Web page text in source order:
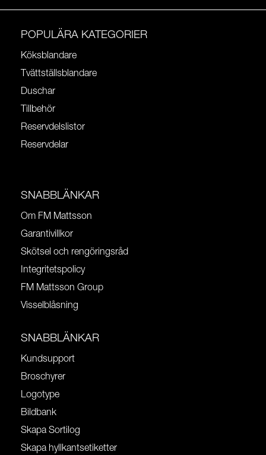
POPULÄRA KATEGORIER
Köksblandare
Tvättställsblandare
Duschar
Tillbehör
Reservdelslistor
Reservdelar
SNABBLÄNKAR
Om FM Mattsson
Garantivillkor
Skötsel och rengöringsråd
Integritetspolicy
FM Mattsson Group
Visselblåsning
SNABBLÄNKAR
Kundsupport
Broschyrer
Logotype
Bildbank
Skapa Sortilog
Skapa hyllkantsetiketter